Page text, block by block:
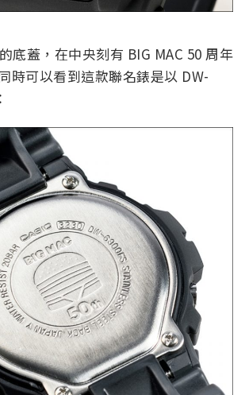
底蓋，在中央刻有 BIG MAC 50 周年
時可以看到這款聯名錶是以 DW-